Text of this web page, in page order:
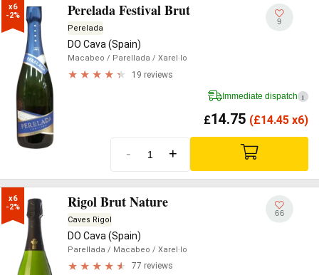
x6
-2%
Perelada Festival Brut
Perelada
DO Cava (Spain)
Macabeo / Parellada / Xarel·lo
19 reviews
9
Immediate dispatch i
£14.75 (£14.45 x6)
- +
x6
-2%
Rigol Brut Nature
Caves Rigol
DO Cava (Spain)
Parellada / Macabeo / Xarel·lo
77 reviews
66